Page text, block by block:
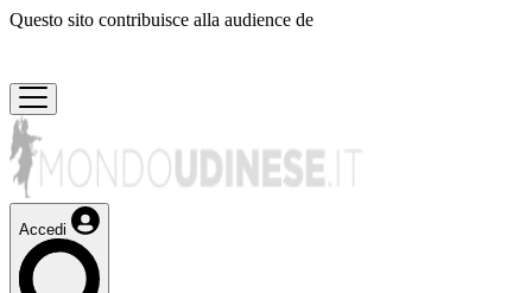
Questo sito contribuisce alla audience de
Accedi